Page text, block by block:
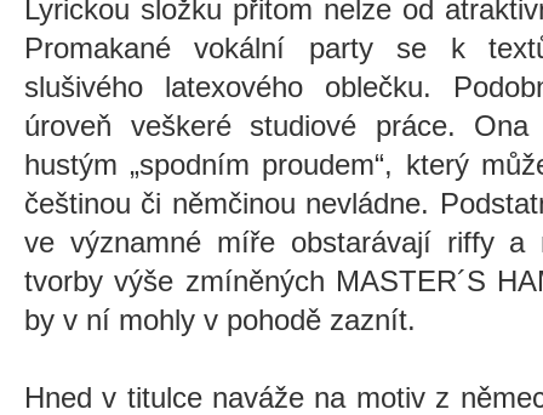
Lyrickou složku přitom nelze od
Promakané vokální party se k
slušivého latexového oblečku.
úroveň veškeré studiové práce.
hustým „spodním proudem“, který
češtinou či němčinou nevládne.
ve významné míře obstarávají riffy
tvorby výše zmíněných MASTER´S
by v ní mohly v pohodě zaznít.
Hned v titulce naváže na motiv z